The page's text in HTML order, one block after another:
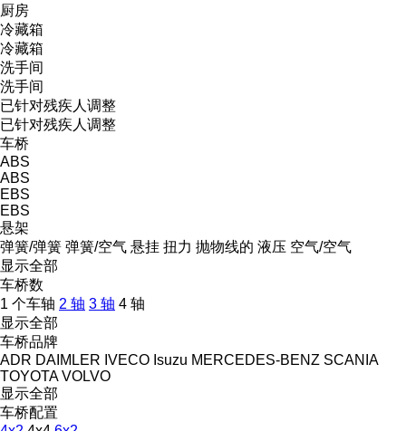
厨房
冷藏箱
冷藏箱
洗手间
洗手间
已针对残疾人调整
已针对残疾人调整
车桥
ABS
ABS
EBS
EBS
悬架
弹簧/弹簧 弹簧/空气 悬挂 扭力 抛物线的 液压 空气/空气
显示全部
车桥数
1 个车轴 2 轴 3 轴 4 轴
显示全部
车桥品牌
ADR DAIMLER IVECO Isuzu MERCEDES-BENZ SCANIA
TOYOTA VOLVO
显示全部
车桥配置